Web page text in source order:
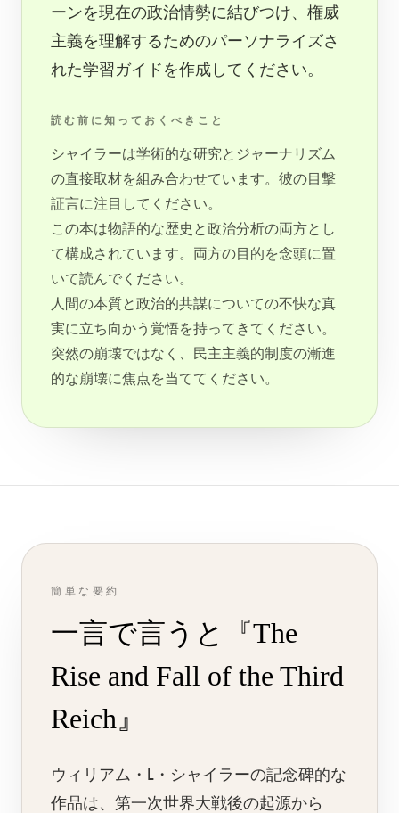
ーンを現在の政治情勢に結びつけ、権威
主義を理解するためのパーソナライズさ
れた学習ガイドを作成してください。
読む前に知っておくべきこと
シャイラーは学術的な研究とジャーナリズム
の直接取材を組み合わせています。彼の目撃
証言に注目してください。
この本は物語的な歴史と政治分析の両方とし
て構成されています。両方の目的を念頭に置
いて読んでください。
人間の本質と政治的共謀についての不快な真
実に立ち向かう覚悟を持ってきてください。
突然の崩壊ではなく、民主主義的制度の漸進
的な崩壊に焦点を当ててください。
簡単な要約
一言で言うと『The
Rise and Fall of the Third
Reich』
ウィリアム・L・シャイラーの記念碑的な
作品は、第一次世界大戦後の起源から